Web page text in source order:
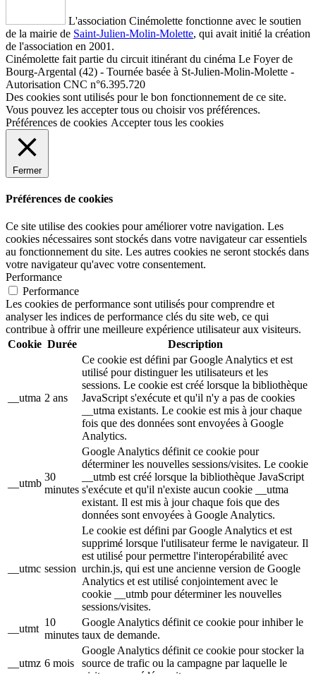
L'association Cinémolette fonctionne avec le soutien
de la mairie de Saint-Julien-Molin-Molette, qui avait initié la création
de l'association en 2001.
Cinémolette fait partie du circuit itinérant du cinéma Le Foyer de
Bourg-Argental (42) - Tournée basée à St-Julien-Molin-Molette -
Autorisation CNC n°6.395.720
Des cookies sont utilisés pour le bon fonctionnement de ce site.
Vous pouvez les accepter tous ou choisir vos préférences.
Préférences de cookies Accepter tous les cookies
Fermer
Préférences de cookies
Ce site utilise des cookies pour améliorer votre navigation. Les
cookies nécessaires sont stockés dans votre navigateur car essentiels
au fonctionnement du site. Les autres cookies ne seront stockés dans
votre navigateur qu'avec votre consentement.
Performance
Performance
Les cookies de performance sont utilisés pour comprendre et
analyser les indices de performance clés du site web, ce qui
contribue à offrir une meilleure expérience utilisateur aux visiteurs.
Cookie Durée Description
__utma 2 ans
Ce cookie est défini par Google Analytics et est
utilisé pour distinguer les utilisateurs et les
sessions. Le cookie est créé lorsque la bibliothèque
JavaScript s'exécute et qu'il n'y a pas de cookies
__utma existants. Le cookie est mis à jour chaque
fois que des données sont envoyées à Google
Analytics.
__utmb
30
minutes
Google Analytics définit ce cookie pour
déterminer les nouvelles sessions/visites. Le cookie
__utmb est créé lorsque la bibliothèque JavaScript
s'exécute et qu'il n'existe aucun cookie __utma
existant. Il est mis à jour chaque fois que des
données sont envoyées à Google Analytics.
__utmc session
Le cookie est défini par Google Analytics et est
supprimé lorsque l'utilisateur ferme le navigateur. Il
est utilisé pour permettre l'interopérabilité avec
urchin.js, qui est une ancienne version de Google
Analytics et est utilisé conjointement avec le
cookie __utmb pour déterminer les nouvelles
sessions/visites.
__utmt
10
minutes
Google Analytics définit ce cookie pour inhiber le
taux de demande.
__utmz 6 mois
Google Analytics définit ce cookie pour stocker la
source de trafic ou la campagne par laquelle le